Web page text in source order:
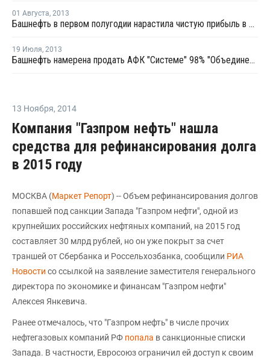
01 Августа, 2013
Башнефть в первом полугодии нарастила чистую прибыль в 1,6 раза
19 Июля, 2013
Башнефть намерена продать АФК "Системе" 98% "Объединенной нефтехимической компании"
13 Ноября, 2014
Компания "Газпром нефть" нашла
средства для рефинансирования долга
в 2015 году
МОСКВА (Маркет Репорт) -- Объем рефинансирования долгов
попавшей под санкции Запада "Газпром нефти", одной из
крупнейших российских нефтяных компаний, на 2015 год
составляет 30 млрд рублей, но он уже покрыт за счет
траншей от Сбербанка и Россельхозбанка, сообщили РИА
Новости со ссылкой на заявление заместителя генерального
директора по экономике и финансам "Газпром нефти"
Алексея Янкевича.
Ранее отмечалось, что "Газпром нефть" в числе прочих
нефтегазовых компаний РФ попала в санкционные списки
Запада. В частности, Евросоюз ограничил ей доступ к своим